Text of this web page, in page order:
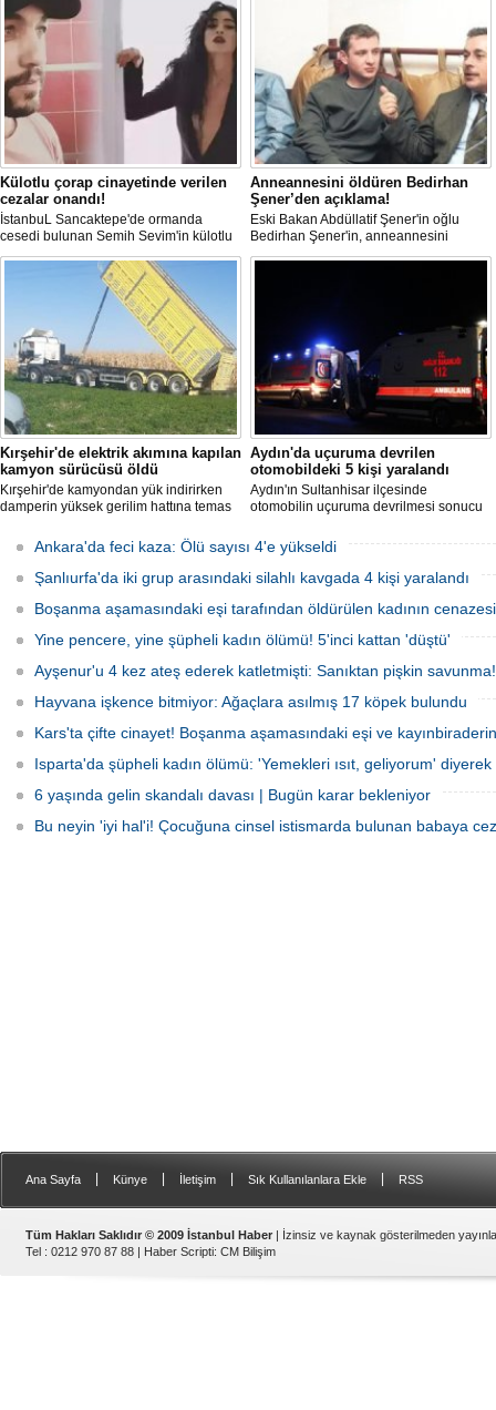
Külotlu çorap cinayetinde verilen
cezalar onandı!
İstanbuL Sancaktepe'de ormanda
cesedi bulunan Semih Sevim'in külotlu
çorapla boğularak öldürüldüğü
iddiasına ilişkin sanık Seçil Çiftçi'ye
verilen 'ağırlaştırılmış müebbet' ve
babası hakkındaki 'müebbet' kararı,
istinaf mahkemesi onadı.
Anneannesini öldüren Bedirhan
Şener’den açıklama!
Eski Bakan Abdüllatif Şener'in oğlu
Bedirhan Şener'in, anneannesini
öldürmesine ilişkin davada karar
çekerken, Şener'e verilen ceza belli
Kırşehir'de elektrik akımına kapılan
kamyon sürücüsü öldü
Kırşehir'de kamyondan yük indirirken
damperin yüksek gerilim hattına temas
sürücü hayatını kaybetti.
Aydın'da uçuruma devrilen
otomobildeki 5 kişi yaralandı
Aydın'ın Sultanhisar ilçesinde
otomobilin uçuruma devrilmesi sonucu
Ankara'da feci kaza: Ölü sayısı 4'e yükseldi
Şanlıurfa'da iki grup arasındaki silahlı kavgada 4 kişi yaralandı
Boşanma aşamasındaki eşi tarafından öldürülen kadının
Yine pencere, yine şüpheli kadın ölümü! 5'inci kattan 'düştü'
Ayşenur'u 4 kez ateş ederek katletmişti: Sanıktan pişkin savunma!
Hayvana işkence bitmiyor: Ağaçlara asılmış 17 köpek bulundu
Kars'ta çifte cinayet! Boşanma aşamasındaki eşi ve
Isparta'da şüpheli kadın ölümü: 'Yemekleri ısıt, geliyorum' diyerek
6 yaşında gelin skandalı davası | Bugün karar bekleniyor
Bu neyin 'iyi hal'i! Çocuğuna cinsel istismarda bulunan babaya
Ana Sayfa Künye İletişim Sık Kullanılanlara Ekle RSS
Tüm Hakları Saklıdır © 2009 İstanbul Haber | İzinsiz ve kaynak gösterilmeden
Tel : 0212 970 87 88 | Haber Scripti: CM Bilişim